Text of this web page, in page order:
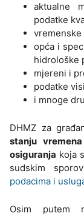
aktualne
podatke
opća i
hidrološke
mjereni i
podatke
i mnoge
DHMZ za
stanju
osiguranja koja
sudskim
podacima i
Osim putem